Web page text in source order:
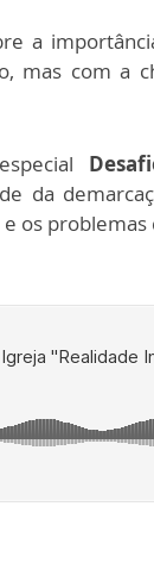
a
mas com a
da
os